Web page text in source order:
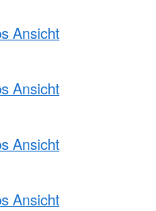
Ansicht
Ansicht
Ansicht
Ansicht